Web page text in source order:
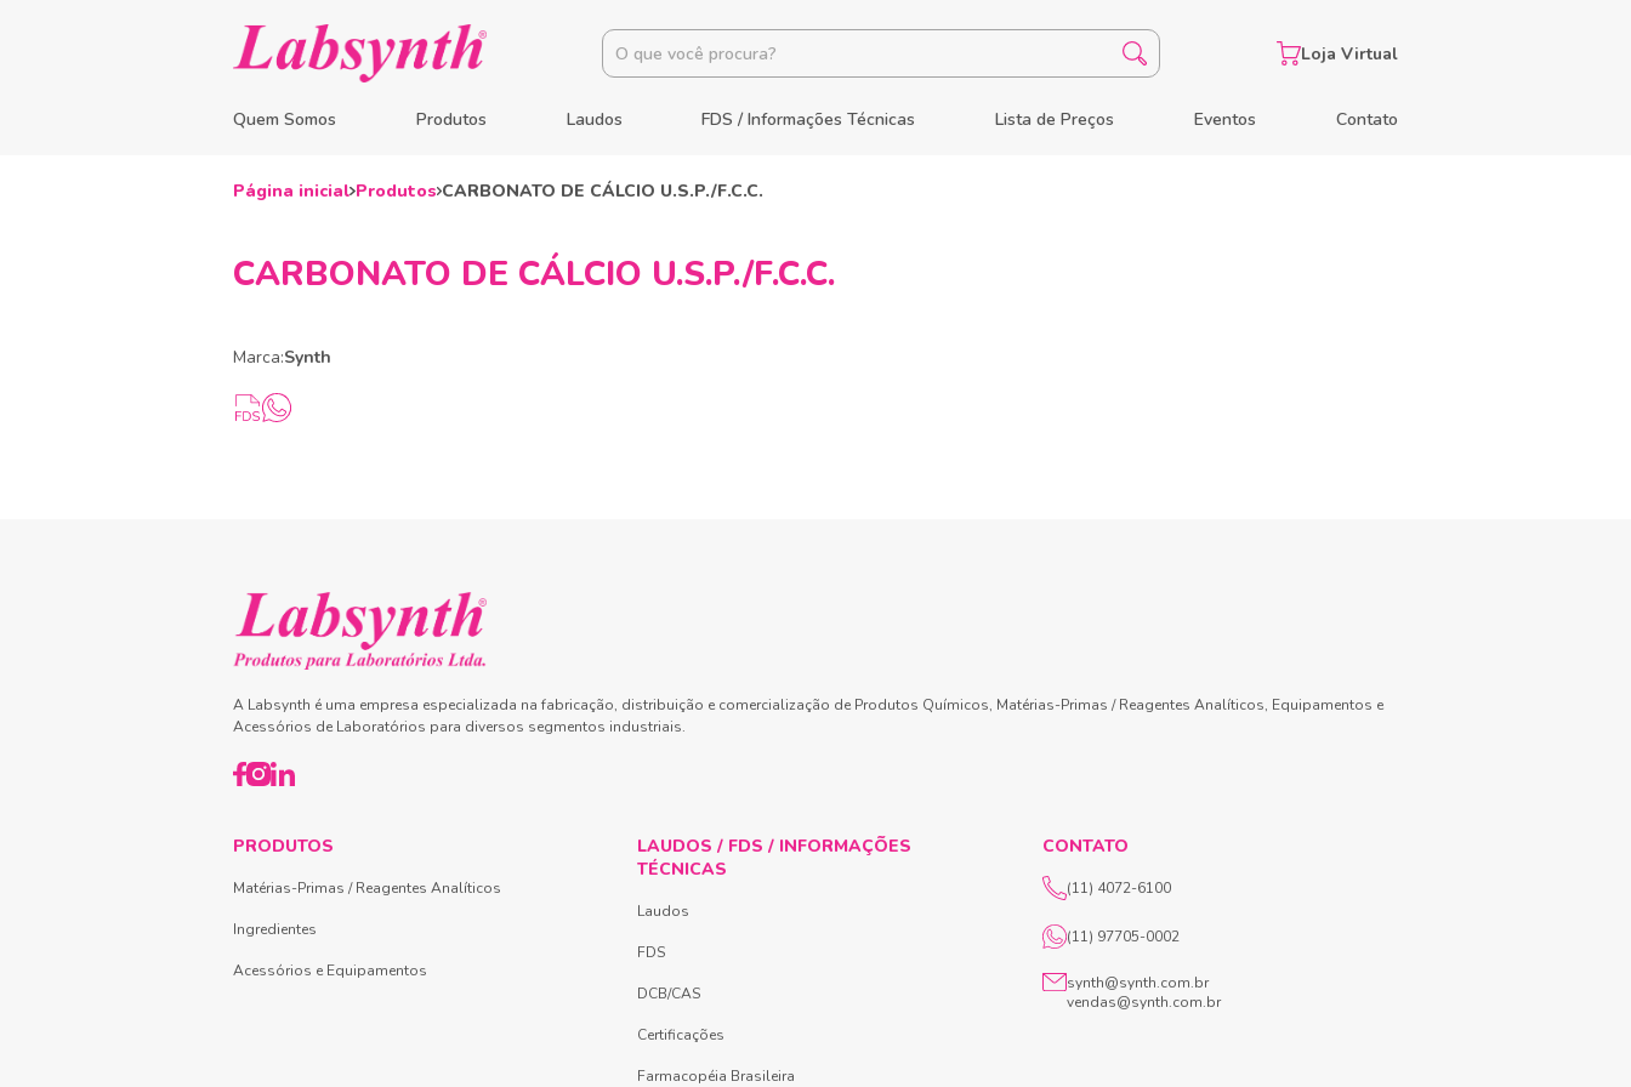
Quem Somos Produtos Laudos FDS / Informações Técnicas Lista de Preços Eventos Contato
Loja Virtual
Página inicial Produtos CARBONATO DE CÁLCIO U.S.P./F.C.C.
CARBONATO DE CÁLCIO U.S.P./F.C.C.
Marca:Synth
A Labsynth é uma empresa especializada na fabricação, distribuição e comercialização de Produtos Químicos, Matérias-Primas / Reagentes Analíticos, Equipamentos e
Acessórios de Laboratórios para diversos segmentos industriais.
PRODUTOS
Matérias-Primas / Reagentes Analíticos
Ingredientes
Acessórios e Equipamentos
LAUDOS / FDS / INFORMAÇÕES
TÉCNICAS
Laudos
FDS
DCB/CAS
Certificações
Farmacopéia Brasileira
CONTATO
(11) 4072-6100
(11) 97705-0002
synth@synth.com.br
vendas@synth.com.br